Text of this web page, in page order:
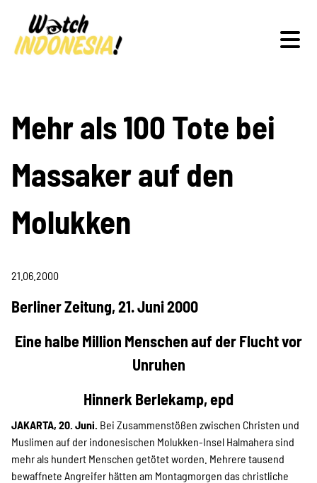
Schwerpunkte
Veranstaltungen
Projekte
Kampagne
Stellenangebote
Mehr als 100 Tote bei
Massaker auf den
Molukken
21.06.2000
Berliner Zeitung, 21. Juni 2000
Eine halbe Million Menschen auf der Flucht vor
Unruhen
Hinnerk Berlekamp, epd
JAKARTA, 20. Juni. Bei Zusammenstößen zwischen Christen und
Muslimen auf der indonesischen Molukken-Insel Halmahera sind
mehr als hundert Menschen getötet worden. Mehrere tausend
bewaffnete Angreifer hätten am Montagmorgen das christliche